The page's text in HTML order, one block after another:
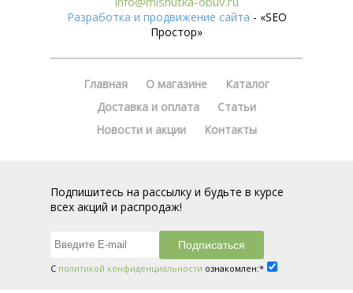
Разработка и продвижение сайта - «SEO
Простор»
Главная О магазине
Каталог
Доставка и оплата
Статьи
Новости и акции
Контакты
Подпишитесь на рассылку и будьте в курсе
всех акций и распродаж!
С политикой конфиденциальности ознакомлен:*